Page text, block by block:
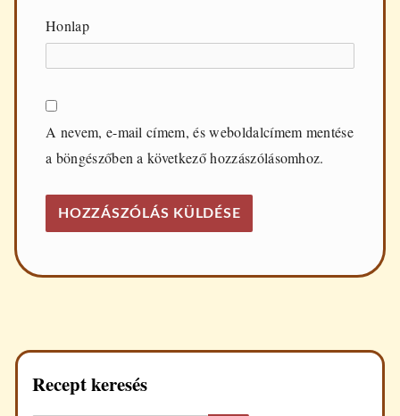
Honlap
A nevem, e-mail címem, és weboldalcímem mentése
a böngészőben a következő hozzászólásomhoz.
Recept keresés